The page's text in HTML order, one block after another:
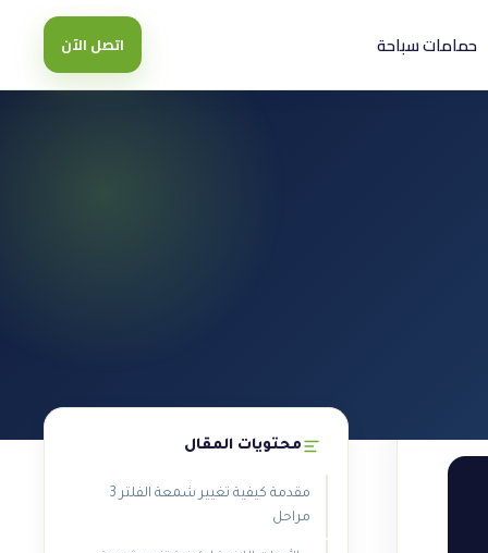
حمامات سباحة اتصل الآن
محتويات المقال
مقدمة كيفية تغيير شمعة الفلتر 3
مراحل